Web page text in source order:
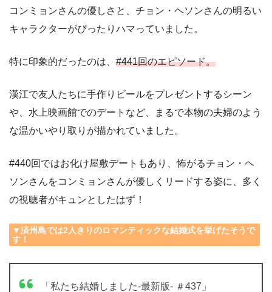
コンミョンさんの優しさと、チョン・ヘソンさんの明るい
キャラクターがぴったりハマっていました。
特に印象的だったのは、 #441回のエピソード。
漢江で友人たちに手作りビールをプレゼントするシーン
や、水上映画館でのデートなど、まるで本物の夫婦のよう
な温かいやり取りが描かれていました。
#440回ではお化け屋敷デートもあり、怖がるチョン・ヘ
ソンさんをコンミョンさんが優しくリードする姿に、多く
の視聴者がキュンとしたはず！
▼済州島では2人きりのロマンティックな結婚式を挙げたそうで
す！
「私たち結婚しました-最新版- ＃437」